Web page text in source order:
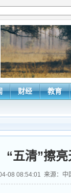
财经 教育
“五清”擦
08 08:54:01 来源：中